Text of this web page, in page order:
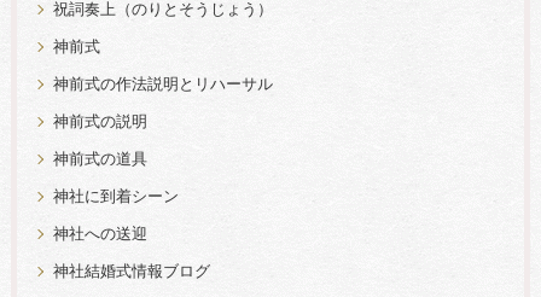
祝詞奏上（のりとそうじょう）
神前式
神前式の作法説明とリハーサル
神前式の説明
神前式の道具
神社に到着シーン
神社への送迎
神社結婚式情報ブログ